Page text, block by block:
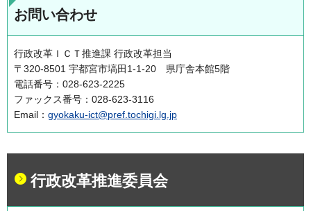
お問い合わせ
行政改革ＩＣＴ推進課 行政改革担当
〒320-8501 宇都宮市塙田1-1-20 県庁舎本館5階
電話番号：028-623-2225
ファックス番号：028-623-3116
Email： gyokaku-ict@pref.tochigi.lg.jp
行政改革推進委員会